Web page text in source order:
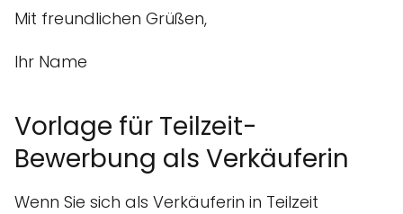
Mit freundlichen Grüßen,
Ihr Name
Vorlage für Teilzeit-
Bewerbung als Verkäuferin
Wenn Sie sich als Verkäuferin in Teilzeit